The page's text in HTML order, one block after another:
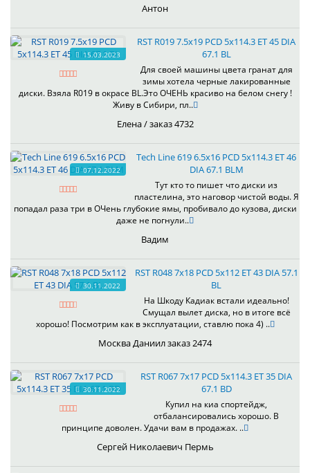
Антон
15.03.2023
RST R019 7.5x19 PCD 5x114.3 ET 45 DIA
67.1 BL
Для своей машины цвета гранат для
зимы хотела черные лакированные
диски. Взяла R019 в окрасе BL.Это ОЧЕНЬ красиво на белом снегу !
Живу в Сибири, пл..
Елена / заказ 4732
07.12.2022
Tech Line 619 6.5x16 PCD 5x114.3 ET 46
DIA 67.1 BLM
Тут кто то пишет что диски из
пластелина, это наговор чистой воды. Я
попадал раза три в ОЧень глубокие ямы, пробивало до кузова, диски
даже не погнули..
Вадим
30.11.2022
RST R048 7x18 PCD 5x112 ET 43 DIA 57.1
BL
На Шкоду Кадиак встали идеально!
Смущал вылет диска, но в итоге всё
хорошо! Посмотрим как в эксплуатации, ставлю пока 4) ..
Москва Даниил заказ 2474
30.11.2022
RST R067 7x17 PCD 5x114.3 ET 35 DIA
67.1 BD
Купил на киа спортейдж,
отбалансировались хорошо. В
принципе доволен. Удачи вам в продажах. ..
Сергей Николаевич Пермь